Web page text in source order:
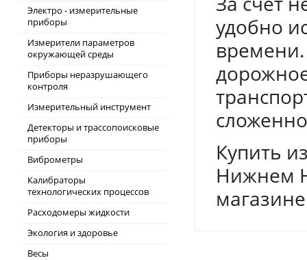
удобно
времени.
Купить
Нижнем
Электро - измерительные
приборы
Измерители параметров
окружающей среды
Приборы неразрушающего
контроля
Измерительный инструмент
Детекторы и трассопоисковые
приборы
Виброметры
Калибраторы
технологических процессов
Расходомеры жидкости
Экология и здоровье
Весы